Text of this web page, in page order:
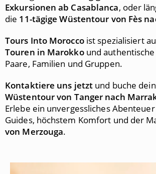
Exkursionen ab Casablanca, oder
die 11-tägige Wüstentour von Fès
Tours Into Moroccoist spezialisiert
Touren in Marokkound
Paare, Familien und Gruppen.
Kontaktiere uns jetzt und buche
Wüstentour von Tanger nach
Erlebe ein unvergessliches
Guides, höchstem Komfort und der
von Merzouga.